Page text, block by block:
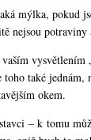
mýlka, pokud
nejsou potraviny
vaším
toho také
okem.
– k tomu